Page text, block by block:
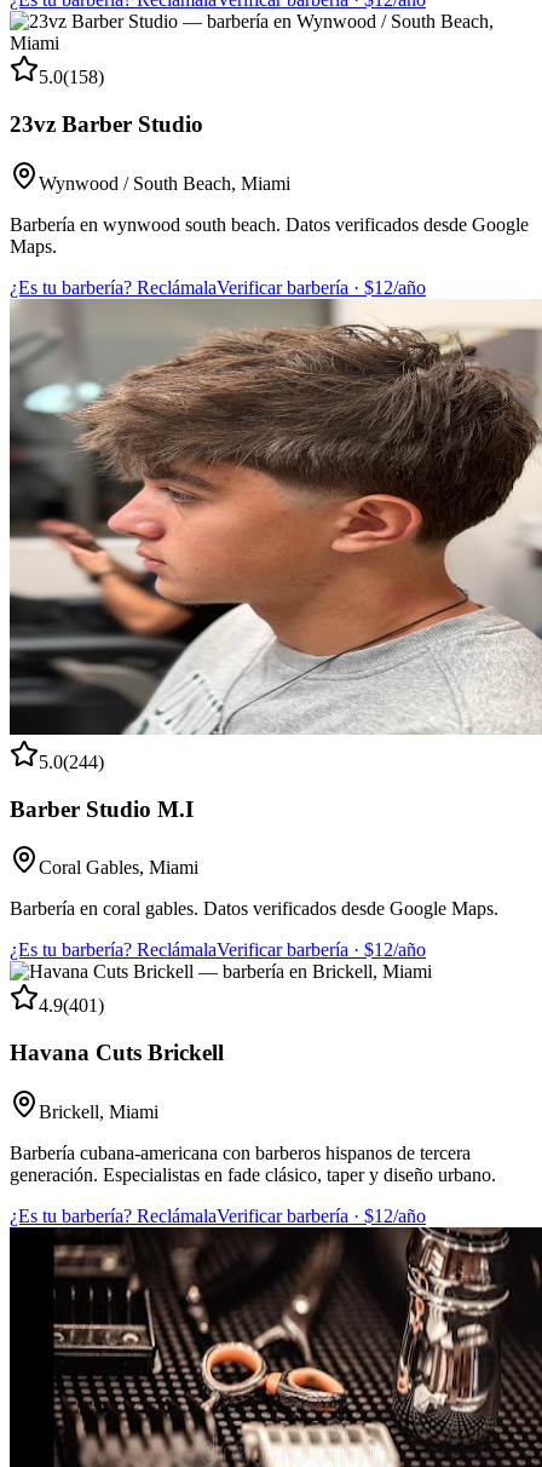
5.0(158)
23vz Barber Studio
Wynwood / South Beach, Miami
Barbería en wynwood south beach. Datos verificados desde Google
Maps.
¿Es tu barbería? ReclámalaVerificar barbería · $12/año
5.0(244)
Barber Studio M.I
Coral Gables, Miami
Barbería en coral gables. Datos verificados desde Google Maps.
¿Es tu barbería? ReclámalaVerificar barbería · $12/año
4.9(401)
Havana Cuts Brickell
Brickell, Miami
Barbería cubana-americana con barberos hispanos de tercera
generación. Especialistas en fade clásico, taper y diseño urbano.
¿Es tu barbería? ReclámalaVerificar barbería · $12/año